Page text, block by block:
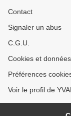
Contact
Signaler un abus
C.G.U.
Cookies et
Préférences
Voir le profil de